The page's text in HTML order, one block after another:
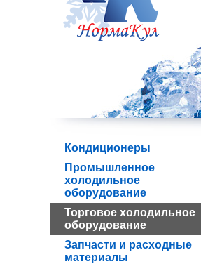
Кондиционеры
Промышленное
холодильное
оборудование
Торговое холодильное
оборудование
Запчасти и расходные
материалы